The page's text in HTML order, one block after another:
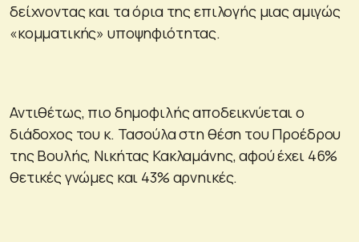
δείχνοντας και τα όρια της επιλογής μιας αμιγώς
«κομματικής» υποψηφιότητας.
Αντιθέτως, πιο δημοφιλής αποδεικνύεται ο
διάδοχος του κ. Τασούλα στη θέση του Προέδρου
της Βουλής, Νικήτας Κακλαμάνης, αφού έχει 46%
θετικές γνώμες και 43% αρνηικές.